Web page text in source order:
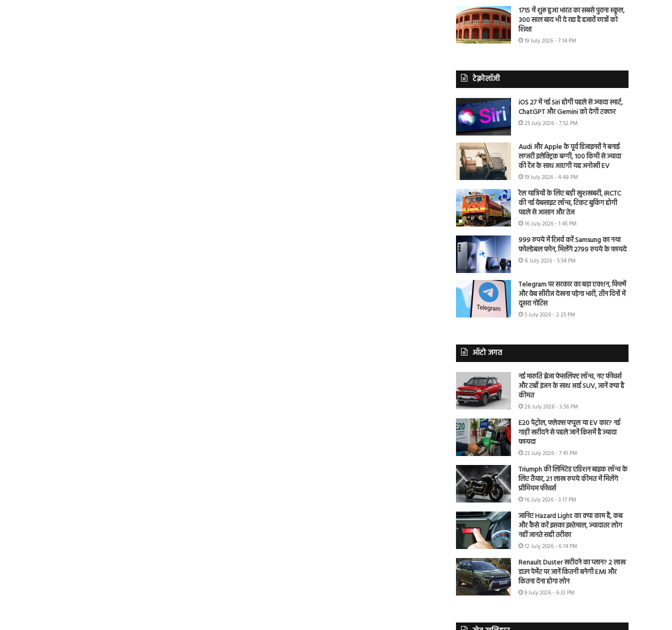
1715 में शुरू हुआ भारत का सबसे पुराना स्कूल,
300 साल बाद भी दे रहा है हजारों छात्रों को
शिक्षा
19 July 2026 - 7:14 PM
टेक्नोलॉजी
iOS 27 में नई Siri होगी पहले से ज्यादा स्मार्ट,
ChatGPT और Gemini को देगी टक्कर
25 July 2026 - 7:52 PM
Audi और Apple के पूर्व डिजाइनरों ने बनाई
लग्जरी इलेक्ट्रिक बग्गी, 100 किमी से ज्यादा
की रेंज के साथ आएगी यह अनोखी EV
19 July 2026 - 4:48 PM
रेल यात्रियों के लिए बड़ी खुशखबरी, IRCTC
की नई वेबसाइट लॉन्च, टिकट बुकिंग होगी
पहले से आसान और तेज
16 July 2026 - 1:45 PM
999 रुपये में रिजर्व करें Samsung का नया
फोल्डेबल फोन, मिलेंगे 2799 रुपये के फायदे
8 July 2026 - 5:54 PM
Telegram पर सरकार का बड़ा एक्शन, फिल्में
और वेब सीरीज देखना पड़ेगा भारी, तीन दिनों में
दूसरा नोटिस
5 July 2026 - 2:25 PM
ऑटो जगत
नई मारुति ब्रेजा फेसलिफ्ट लॉन्च, नए फीचर्स
और टर्बो इंजन के साथ आई SUV, जानें क्या है
कीमत
26 July 2026 - 3:56 PM
E20 पेट्रोल, फ्लेक्स फ्यूल या EV कार? नई
गाड़ी खरीदने से पहले जानें किसमें है ज्यादा
फायदा
23 July 2026 - 7:41 PM
Triumph की लिमिटेड एडिशन बाइक लॉन्च के
लिए तैयार, 21 लाख रुपये कीमत में मिलेंगे
प्रीमियम फीचर्स
16 July 2026 - 3:17 PM
जानिए Hazard Light का क्या काम है, कब
और कैसे करें इसका इस्तेमाल, ज्यादातर लोग
नहीं जानते सही तरीका
12 July 2026 - 6:14 PM
Renault Duster खरीदने का प्लान? 2 लाख
डाउन पेमेंट पर जानें कितनी बनेगी EMI और
कितना देना होगा लोन
9 July 2026 - 6:33 PM